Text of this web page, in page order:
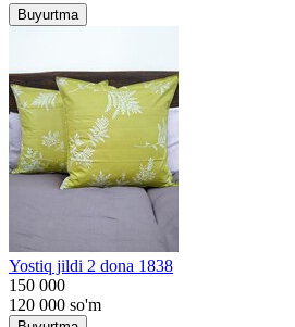
Buyurtma
Yostiq jildi 2 dona 1838
150 000
120 000 so'm